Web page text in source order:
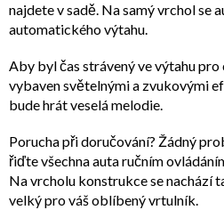
najdete v sadě. Na samý vrchol se
automatického výtahu.
Aby byl čas strávený ve výtahu
vybaven světelnými a zvukovými
bude hrát veselá melodie.
Porucha při doručování? Žádný
řiďte všechna auta ručním
Na vrcholu konstrukce se nachází
velký pro váš oblíbený vrtulník.